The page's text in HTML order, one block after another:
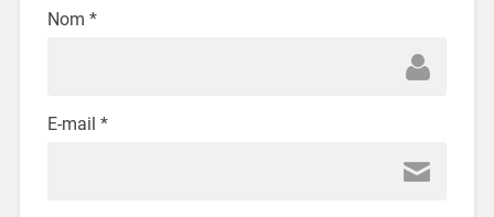
Nom *
E-mail *